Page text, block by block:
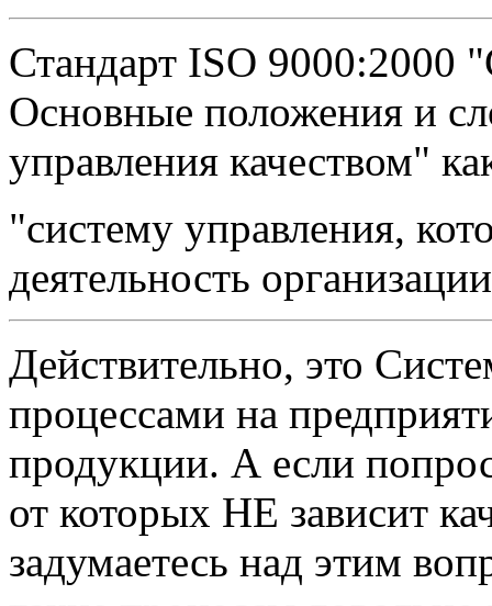
Стандарт ISO 9000:2000
Основные положения и
управления качеством"
"систему управления,
деятельность
Действительно, это
процессами на
продукции. А если
от которых НЕ зависит
задумаетесь над этим